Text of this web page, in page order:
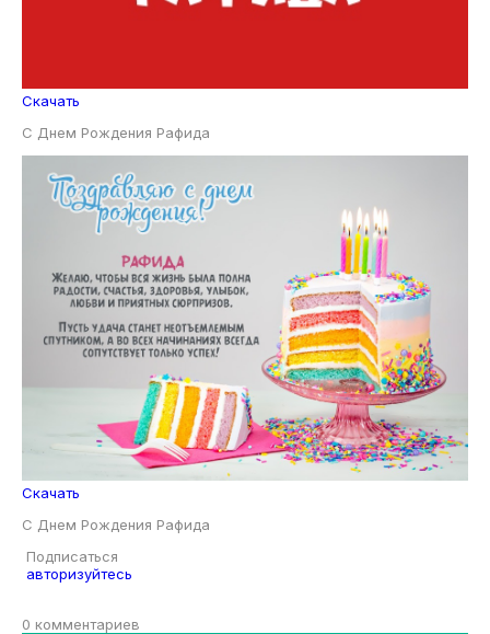
Скачать
С Днем Рождения Рафида
Скачать
С Днем Рождения Рафида
Подписаться
авторизуйтесь
0 комментариев